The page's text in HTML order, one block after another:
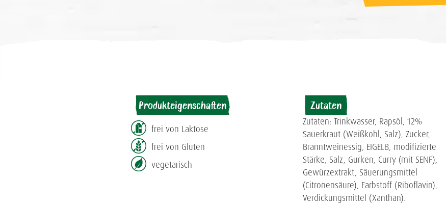
Produkteigenschaften
frei von Laktose
frei von Gluten
vegetarisch
Zutaten
Zutaten: Trinkwasser, Rapsöl, 12%
Sauerkraut (Weißkohl, Salz), Zucker,
Branntweinessig, EIGELB, modifizierte
Stärke, Salz, Gurken, Curry (mit SENF),
Gewürzextrakt, Säuerungsmittel
(Citronensäure), Farbstoff (Riboflavin),
Verdickungsmittel (Xanthan).